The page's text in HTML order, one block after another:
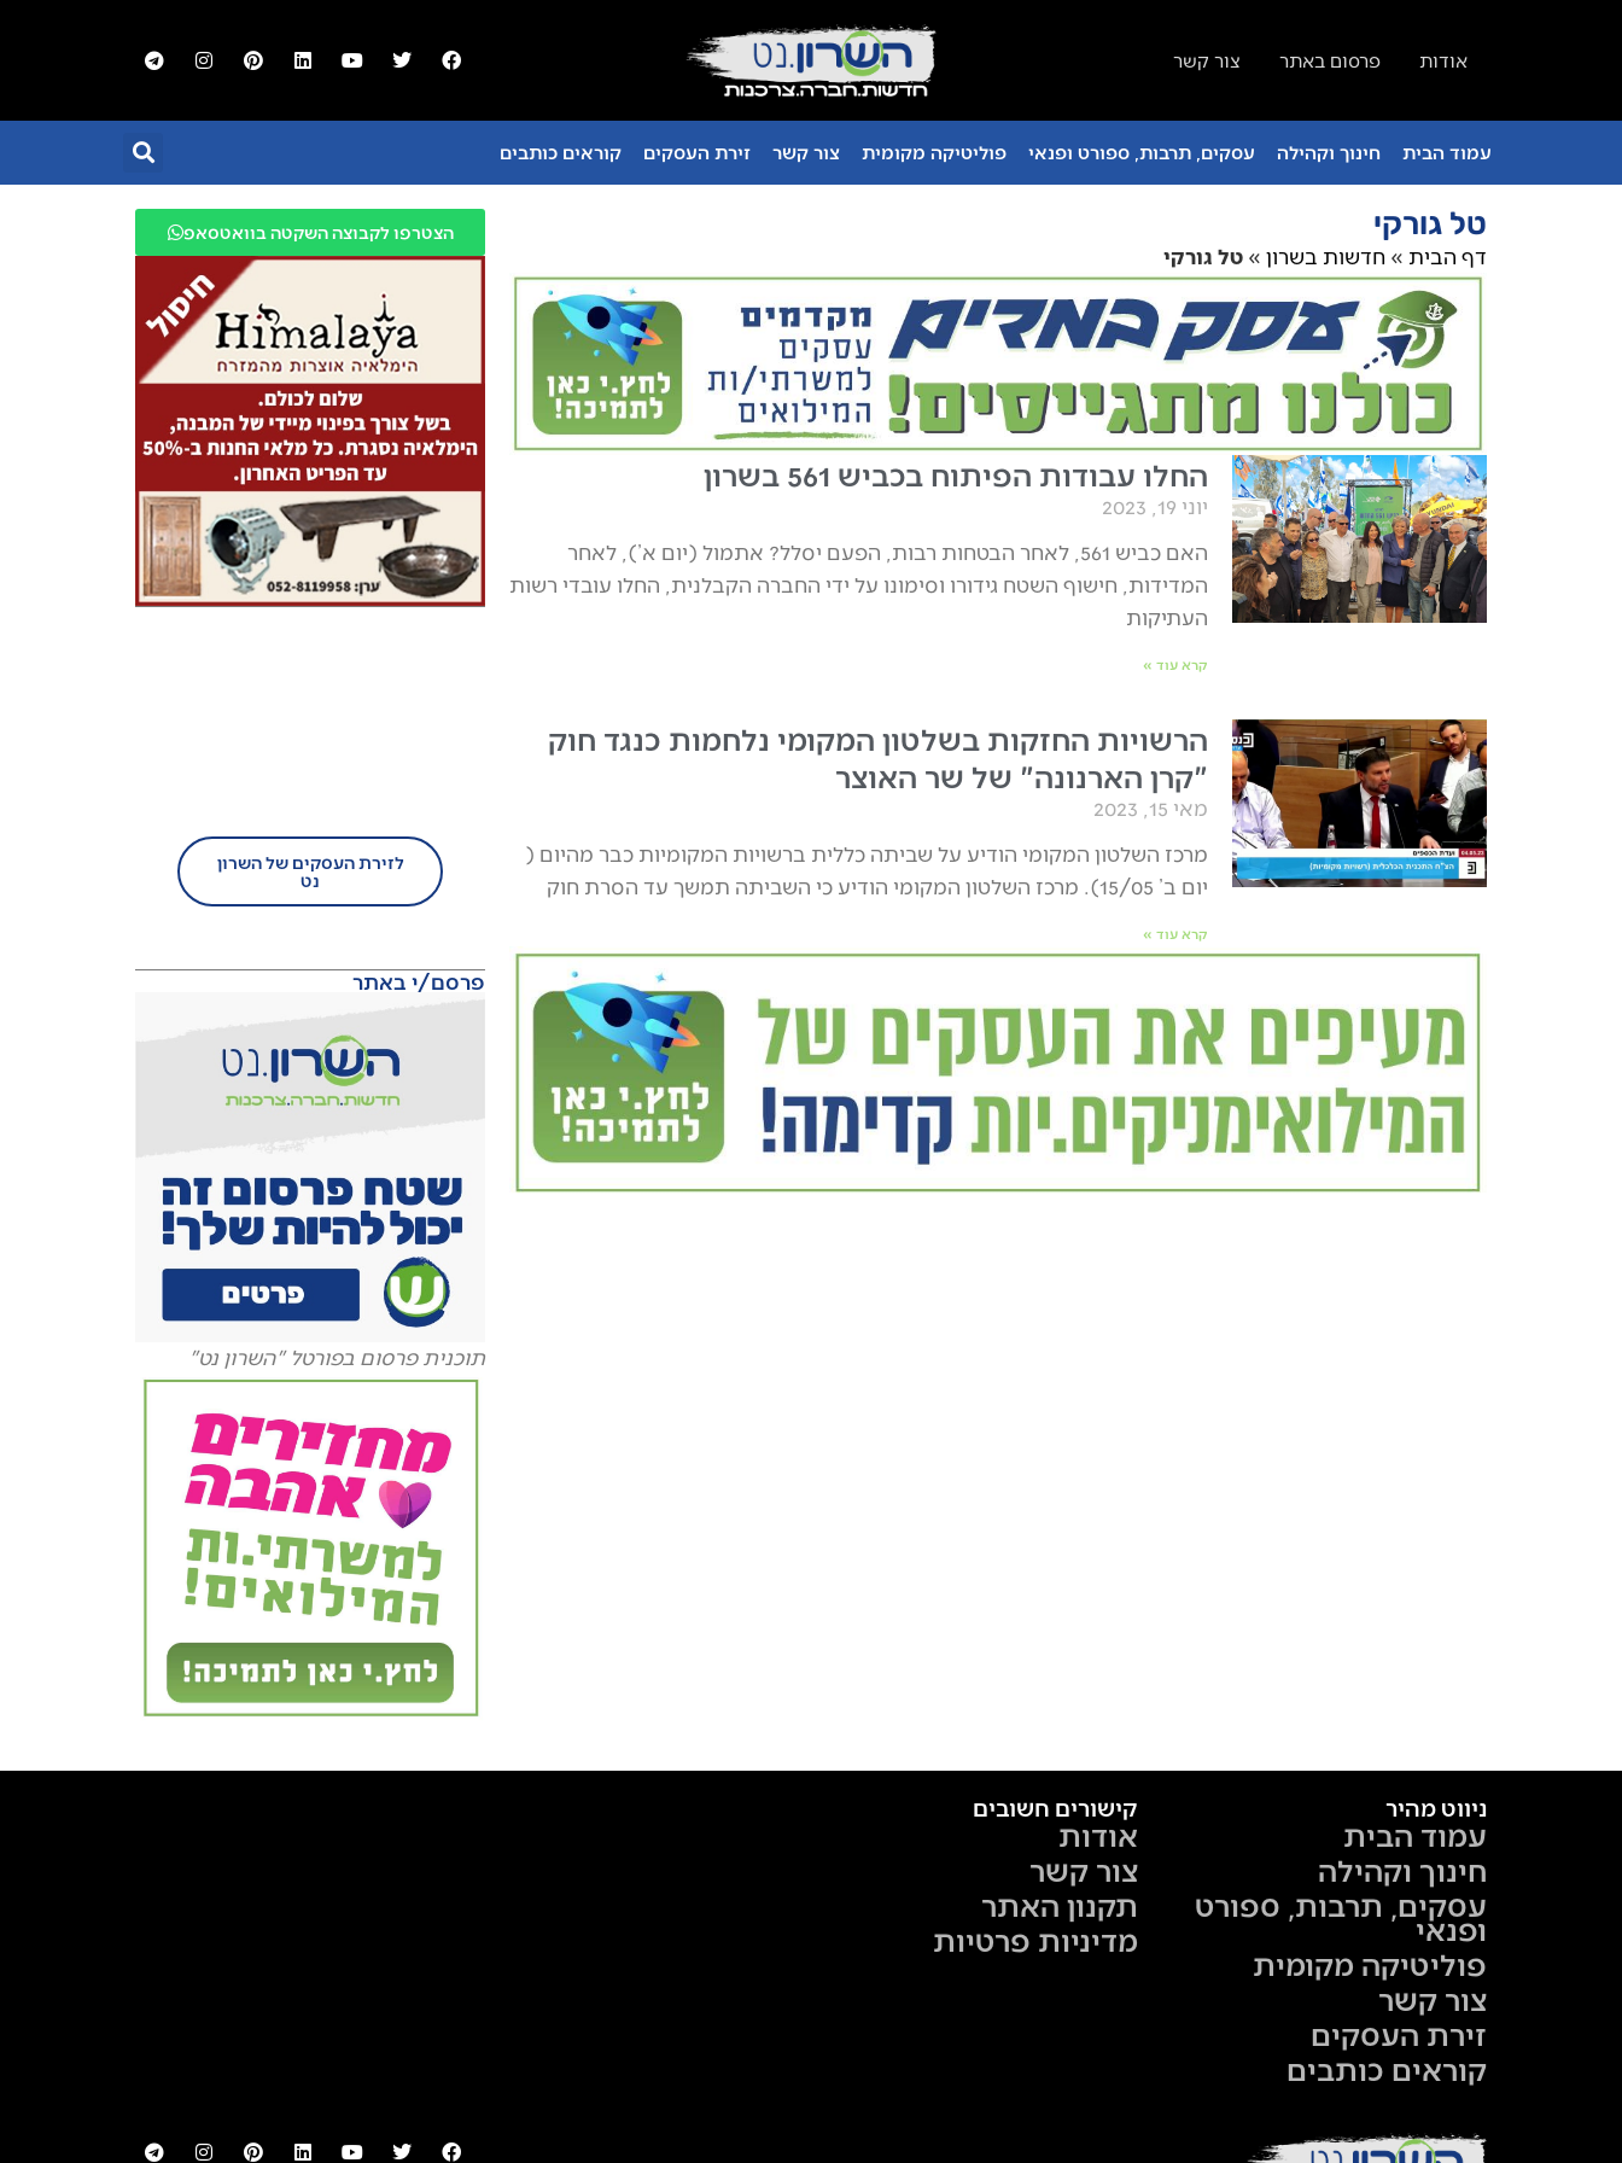
אודות פרסום באתר צור קשר
עמוד הבית חינוך וקהילה עסקים, תרבות, ספורט ופנאי פוליטיקה מקומית צור קשר זירת העסקים קוראים כותבים
טל גורקי
דף הבית » חדשות בשרון » טל גורקי
החלו עבודות הפיתוח בכביש 561 בשרון
יוני 19, 2023
האם כביש 561, לאחר הבטחות רבות, הפעם יסלל? אתמול (יום א’), לאחר
המדידות, חישוף השטח גידורו וסימונו על ידי החברה הקבלנית, החלו עובדי רשות
העתיקות
קרא עוד »
הרשויות החזקות בשלטון המקומי נלחמות כנגד חוק
"קרן הארנונה" של שר האוצר
מאי 15, 2023
מרכז השלטון המקומי הודיע על שביתה כללית ברשויות המקומיות כבר מהיום (
יום ב’ 15/05). מרכז השלטון המקומי הודיע כי השביתה תמשך עד הסרת חוק
קרא עוד »
הצטרפו לקבוצה השקטה בוואטסאפ
לזירת העסקים של השרון
נט
פרסם/י באתר
תוכנית פרסום בפורטל "השרון נט"
ניווט מהיר
עמוד הבית
חינוך וקהילה
עסקים, תרבות, ספורט
ופנאי
פוליטיקה מקומית
צור קשר
זירת העסקים
קוראים כותבים
קישורים חשובים
אודות
צור קשר
תקנון האתר
מדיניות פרטיות